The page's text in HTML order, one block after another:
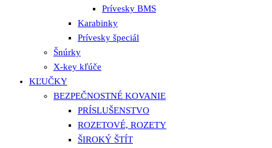
Prívesky BMS
Karabinky
Prívesky špeciál
Šnúrky
X-key kľúče
KĽUČKY
BEZPEČNOSTNÉ KOVANIE
PRÍSLUŠENSTVO
ROZETOVÉ, ROZETY
ŠIROKÝ ŠTÍT